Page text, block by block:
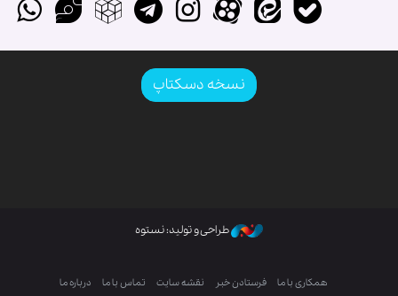
نسخه دسکتاپ
طراحی و تولید: نستوه
همکاری با ما فرستادن خبر نقشه سایت تماس با ما درباره ما